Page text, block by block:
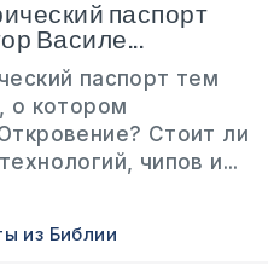
паспорт
Василе...
паспорт тем
о котором
Стоит ли
чипов и...
из Библии